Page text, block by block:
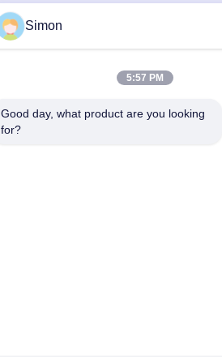
Simon
5:57 PM
Good day, what product are you looking
for?